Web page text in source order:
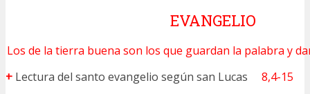
EVANGELIO
Los de la tierra buena son los que guardan la palabra y
+ Lectura del santo evangelio según san Lucas 8,4-15